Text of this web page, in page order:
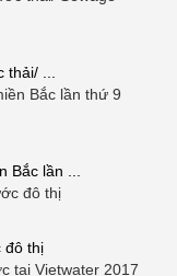
...
Bắc lần ...
đô thị